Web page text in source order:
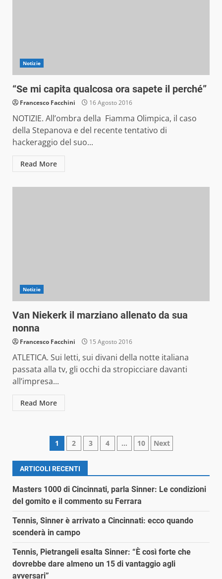
Notizie
“Se mi capita qualcosa ora sapete il perché”
Francesco Facchini 16 Agosto 2016
NOTIZIE. All’ombra della Fiamma Olimpica, il caso
della Stepanova e del recente tentativo di
hackeraggio del suo...
Read More
Notizie
Van Niekerk il marziano allenato da sua
nonna
Francesco Facchini 15 Agosto 2016
ATLETICA. Sui letti, sui divani della notte italiana
passata alla tv, gli occhi da stropicciare davanti
all’impresa...
Read More
Paginazione
degli
articoli
1 2 3 4 … 10 Next
ARTICOLI RECENTI
Masters 1000 di Cincinnati, parla Sinner: Le condizioni
del gomito e il commento su Ferrara
Tennis, Sinner è arrivato a Cincinnati: ecco quando
scenderà in campo
Tennis, Pietrangeli esalta Sinner: “È così forte che
dovrebbe dare almeno un 15 di vantaggio agli
avversari”